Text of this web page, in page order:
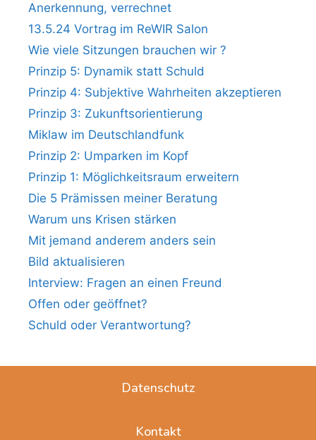
Anerkennung, verrechnet
13.5.24 Vortrag im ReWIR Salon
Wie viele Sitzungen brauchen wir ?
Prinzip 5: Dynamik statt Schuld
Prinzip 4: Subjektive Wahrheiten akzeptieren
Prinzip 3: Zukunftsorientierung
Miklaw im Deutschlandfunk
Prinzip 2: Umparken im Kopf
Prinzip 1: Möglichkeitsraum erweitern
Die 5 Prämissen meiner Beratung
Warum uns Krisen stärken
Mit jemand anderem anders sein
Bild aktualisieren
Interview: Fragen an einen Freund
Offen oder geöffnet?
Schuld oder Verantwortung?
Datenschutz
Kontakt